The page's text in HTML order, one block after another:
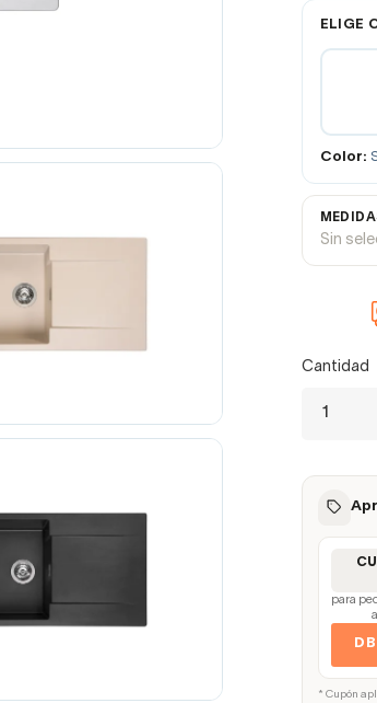
ELIGE
Color:
Sin
Cantidad
para
* Cupón